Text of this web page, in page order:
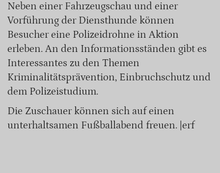
Neben einer Fahrzeugschau und einer
Vorführung der Diensthunde können
Besucher eine Polizeidrohne in Aktion
erleben. An den Informationsständen gibt es
Interessantes zu den Themen
Kriminalitätsprävention, Einbruchschutz und
dem Polizeistudium.
Die Zuschauer können sich auf einen
unterhaltsamen Fußballabend freuen. |erf